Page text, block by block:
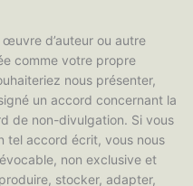
d’auteur ou autre
comme votre propre
nous présenter,
un accord concernant la
de non-divulgation. Si vous
tel accord écrit, vous nous
non exclusive et
stocker, adapter,